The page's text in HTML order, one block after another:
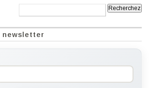
newsletter